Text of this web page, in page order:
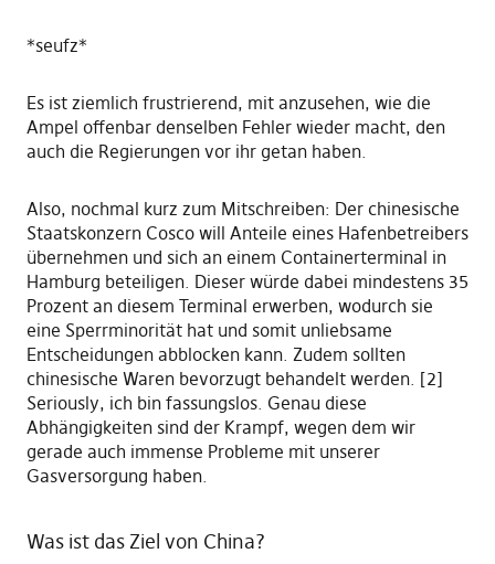
*seufz*
Es ist ziemlich frustrierend, mit anzusehen, wie die
Ampel offenbar denselben Fehler wieder macht, den
auch die Regierungen vor ihr getan haben.
Also, nochmal kurz zum Mitschreiben: Der chinesische
Staatskonzern Cosco will Anteile eines Hafenbetreibers
übernehmen und sich an einem Containerterminal in
Hamburg beteiligen. Dieser würde dabei mindestens 35
Prozent an diesem Terminal erwerben, wodurch sie
eine Sperrminorität hat und somit unliebsame
Entscheidungen abblocken kann. Zudem sollten
chinesische Waren bevorzugt behandelt werden. [2]
Seriously, ich bin fassungslos. Genau diese
Abhängigkeiten sind der Krampf, wegen dem wir
gerade auch immense Probleme mit unserer
Gasversorgung haben.
Was ist das Ziel von China?